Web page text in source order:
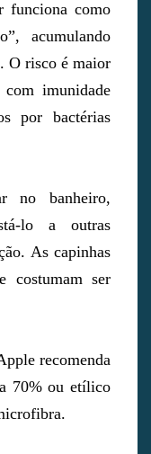
funciona como
acumulando
O risco é maior
imunidade
por bactérias
no banheiro,
lo a outras
As capinhas
costumam ser
recomenda
70% ou etílico